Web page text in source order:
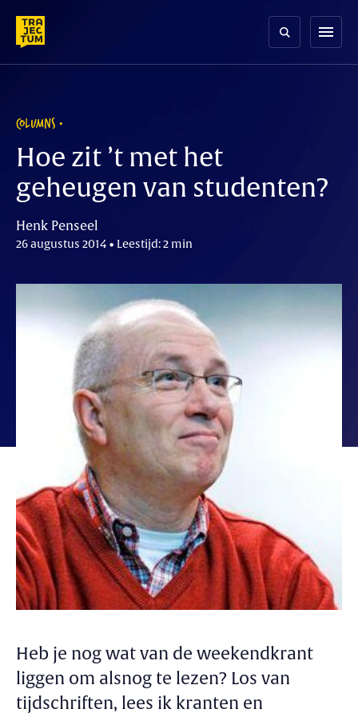
content
menu
COLUMNS
Hoe zit ’t met het
geheugen van studenten?
Henk Penseel
26 augustus 2014 • Leestijd: 2 min
Heb je nog wat van de weekendkrant
liggen om alsnog te lezen? Los van
tijdschriften, lees ik kranten en